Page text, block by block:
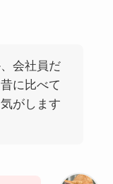
会社員だ
に比べて
がします